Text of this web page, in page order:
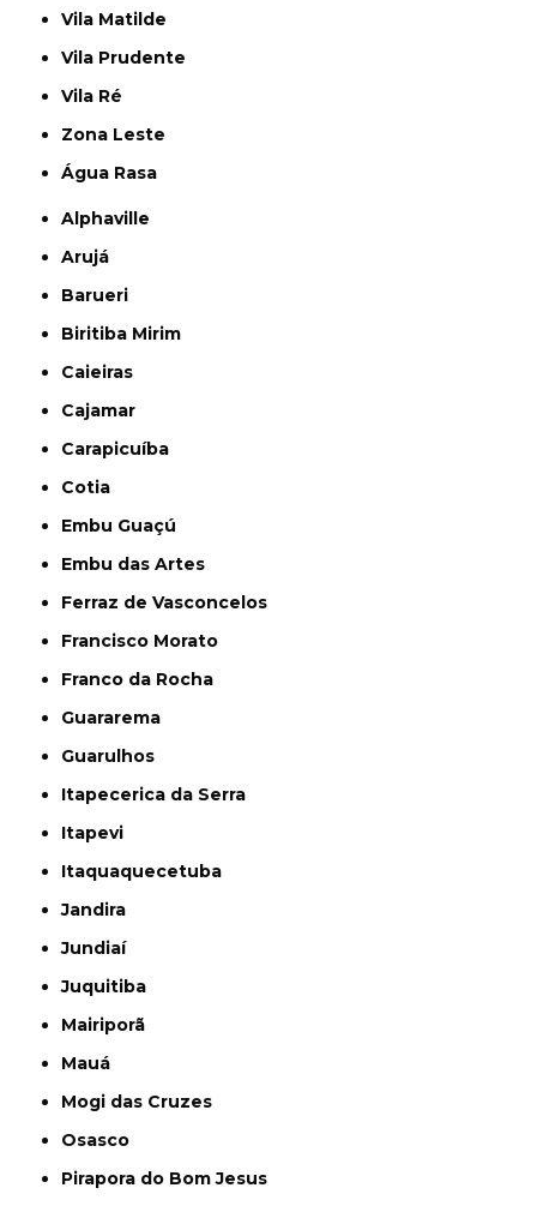
Vila Matilde
Vila Prudente
Vila Ré
Zona Leste
Água Rasa
Alphaville
Arujá
Barueri
Biritiba Mirim
Caieiras
Cajamar
Carapicuíba
Cotia
Embu Guaçú
Embu das Artes
Ferraz de Vasconcelos
Francisco Morato
Franco da Rocha
Guararema
Guarulhos
Itapecerica da Serra
Itapevi
Itaquaquecetuba
Jandira
Jundiaí
Juquitiba
Mairiporã
Mauá
Mogi das Cruzes
Osasco
Pirapora do Bom Jesus